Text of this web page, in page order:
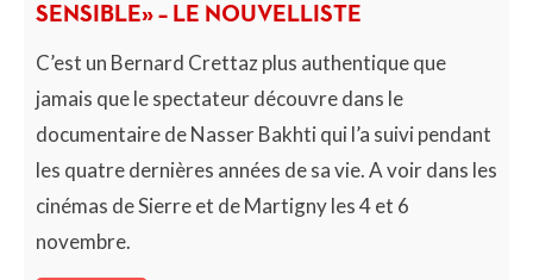
SENSIBLE» – LE NOUVELLISTE
C’est un Bernard Crettaz plus authentique que
jamais que le spectateur découvre dans le
documentaire de Nasser Bakhti qui l’a suivi pendant
les quatre dernières années de sa vie. A voir dans les
cinémas de Sierre et de Martigny les 4 et 6
novembre.